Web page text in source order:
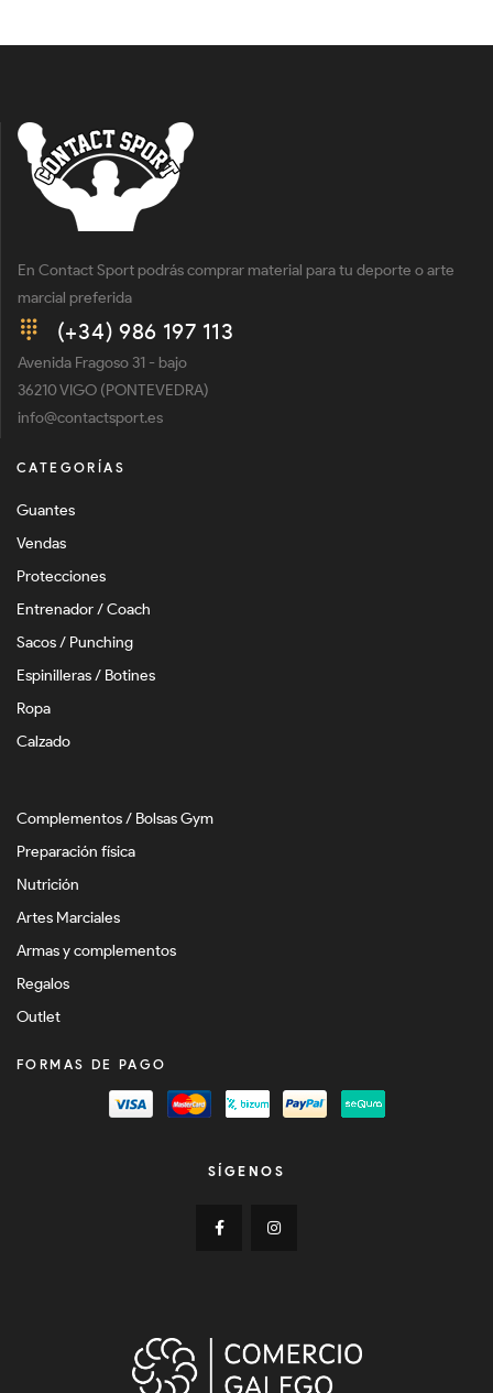
En Contact Sport podrás comprar material para tu deporte o arte
marcial preferida
(+34) 986 197 113
Avenida Fragoso 31 - bajo
36210 VIGO (PONTEVEDRA)
info@contactsport.es
CATEGORÍAS
Guantes
Vendas
Protecciones
Entrenador / Coach
Sacos / Punching
Espinilleras / Botines
Ropa
Calzado
Complementos / Bolsas Gym
Preparación física
Nutrición
Artes Marciales
Armas y complementos
Regalos
Outlet
FORMAS DE PAGO
SÍGENOS